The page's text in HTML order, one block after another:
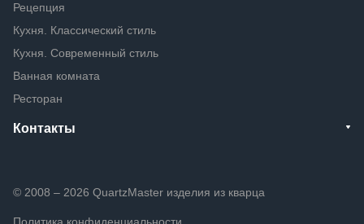
Рецепция
Кухня. Классический стиль
Кухня. Современный стиль
Ванная комната
Ресторан
Контакты
© 2008 – 2026 QuartzMaster изделия из кварца